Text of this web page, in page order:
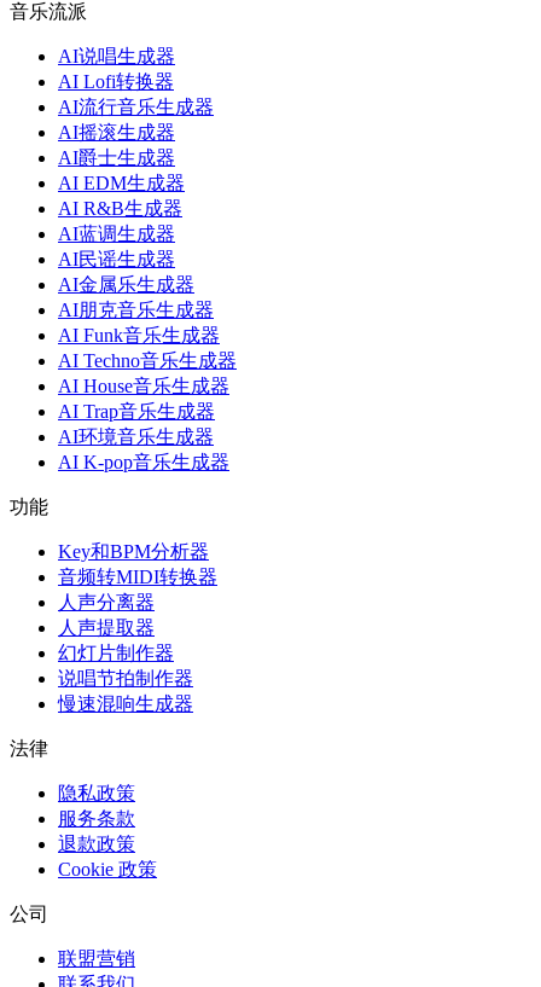
音乐流派
AI说唱生成器
AI Lofi转换器
AI流行音乐生成器
AI摇滚生成器
AI爵士生成器
AI EDM生成器
AI R&B生成器
AI蓝调生成器
AI民谣生成器
AI金属乐生成器
AI朋克音乐生成器
AI Funk音乐生成器
AI Techno音乐生成器
AI House音乐生成器
AI Trap音乐生成器
AI环境音乐生成器
AI K-pop音乐生成器
功能
Key和BPM分析器
音频转MIDI转换器
人声分离器
人声提取器
幻灯片制作器
说唱节拍制作器
慢速混响生成器
法律
隐私政策
服务条款
退款政策
Cookie 政策
公司
联盟营销